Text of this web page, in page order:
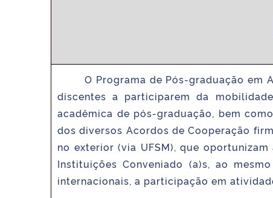
O Programa de Pós-graduação em
discentes a participarem da
acadêmica de pós-graduação, bem
dos diversos Acordos de Cooperação
no exterior (via UFSM), que
Instituições Conveniado (a)s, ao
internacionais, a participação em